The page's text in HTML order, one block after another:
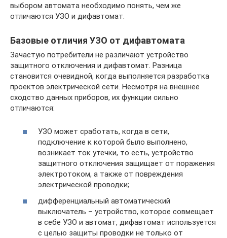
выбором автомата необходимо понять, чем же
отличаются УЗО и дифавтомат.
Базовые отличия УЗО от дифавтомата
Зачастую потребители не различают устройство
защитного отключения и дифавтомат. Разница
становится очевидной, когда выполняется разработка
проектов электрической сети. Несмотря на внешнее
сходство данных приборов, их функции сильно
отличаются:
УЗО может сработать, когда в сети,
подключение к которой было выполнено,
возникает ток утечки, то есть, устройство
защитного отключения защищает от поражения
электротоком, а также от повреждения
электрической проводки;
дифференциальный автоматический
выключатель – устройство, которое совмещает
в себе УЗО и автомат, дифавтомат используется
с целью защиты проводки не только от